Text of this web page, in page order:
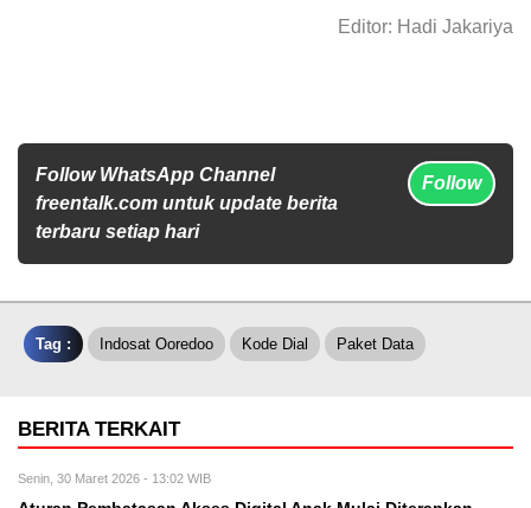
Editor: Hadi Jakariya
Follow WhatsApp Channel
freentalk.com untuk update berita
terbaru setiap hari
Follow
Tag : Indosat Ooredoo Kode Dial Paket Data
BERITA TERKAIT
Senin, 30 Maret 2026 - 13:02 WIB